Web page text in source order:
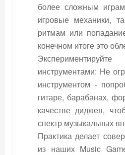
более сложным
игровые механики,
ритмам или
конечном итоге это
инструментами: Не
инструментом -
гитаре, барабанах,
качестве диджея,
спектр музыкальных
Практика делает
из наших Music